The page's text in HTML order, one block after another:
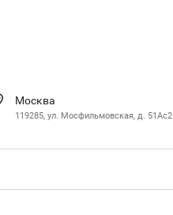
Москва
119285, ул. Мосфильмовская, д. 51Ac2